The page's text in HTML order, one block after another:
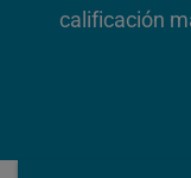
calificación